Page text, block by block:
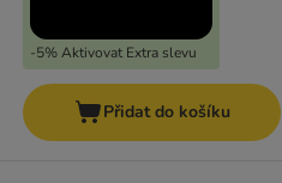
-5% Aktivovat Extra slevu
Přidat do košíku